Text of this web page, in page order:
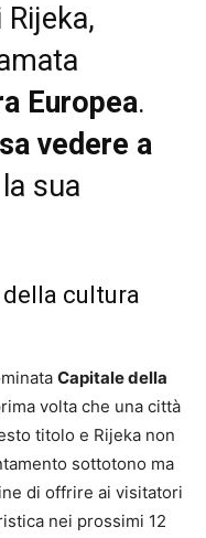
Rijeka,
Europea.
vedere a
sua
della cultura
Capitale della
volta che una città
titolo e Rijeka non
sottotono ma
di offrire ai visitatori
nei prossimi 12